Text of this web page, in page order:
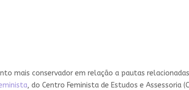
mais conservador em relação a pautas
, do Centro Feminista de Estudos e Assessoria